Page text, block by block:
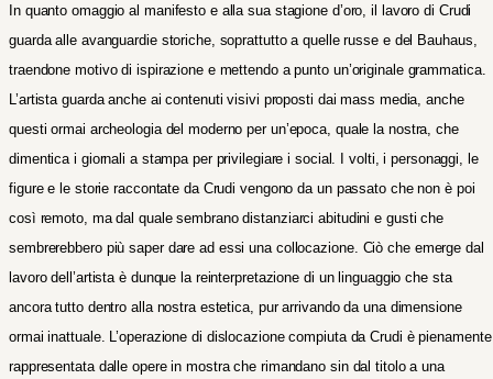
In quanto omaggio al manifesto e alla sua stagione d’oro, il lavoro di Crudi
guarda alle avanguardie storiche, soprattutto a quelle russe e del Bauhaus,
traendone motivo di ispirazione e mettendo a punto un’originale grammatica.
L’artista guarda anche ai contenuti visivi proposti dai mass media, anche
questi ormai archeologia del moderno per un’epoca, quale la nostra, che
dimentica i giornali a stampa per privilegiare i social. I volti, i personaggi, le
figure e le storie raccontate da Crudi vengono da un passato che non è poi
così remoto, ma dal quale sembrano distanziarci abitudini e gusti che
sembrerebbero più saper dare ad essi una collocazione. Ciò che emerge dal
lavoro dell’artista è dunque la reinterpretazione di un linguaggio che sta
ancora tutto dentro alla nostra estetica, pur arrivando da una dimensione
ormai inattuale. L’operazione di dislocazione compiuta da Crudi è pienamente
rappresentata dalle opere in mostra che rimandano sin dal titolo a una